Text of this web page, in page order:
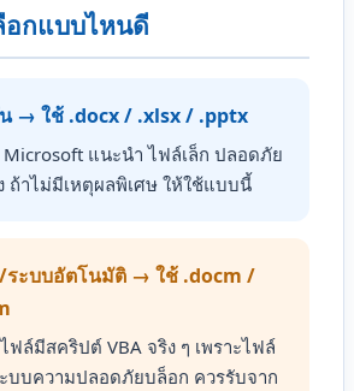
อกแบบไหนดี
→ ใช้ .docx / .xlsx / .pptx
Microsoft แนะนำ ไฟล์เล็ก ปลอดภัย
ถ้าไม่มีเหตุผลพิเศษ ให้ใช้แบบนี้
ระบบอัตโนมัติ → ใช้ .docm /
ฟล์มีสคริปต์ VBA จริง ๆ เพราะไฟล์
บบความปลอดภัยบล็อก ควรรับจาก